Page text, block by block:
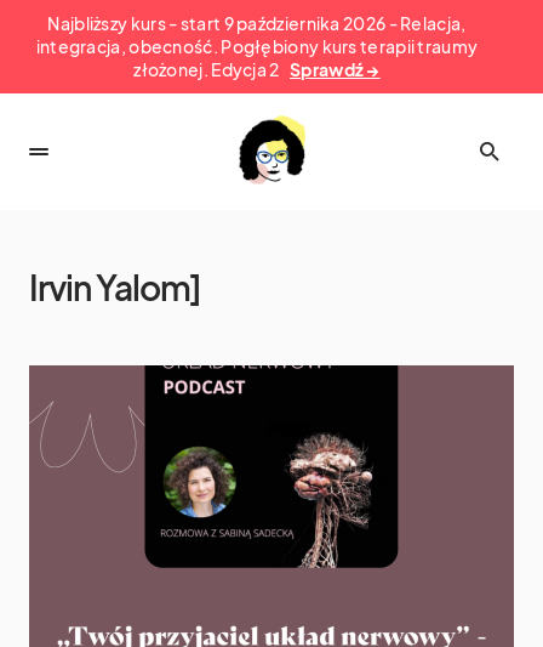
Najbliższy kurs - start 9 października 2026 - Relacja,
integracja, obecność. Pogłębiony kurs terapii traumy
złożonej. Edycja 2 Sprawdź →
Irvin Yalom]